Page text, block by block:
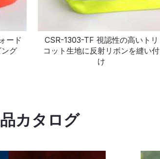
ード
グ
CSR-1303-TF 視認性の高いトリ
コット生地に反射リボンを縫い付
け
カタログ